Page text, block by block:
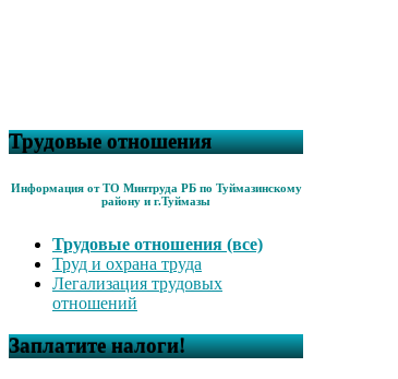
Трудовые отношения
Информация от ТО Минтруда РБ по Туймазинскому
району и г.Туймазы
Трудовые отношения (все)
Труд и охрана труда
Легализация трудовых
отношений
Заплатите налоги!